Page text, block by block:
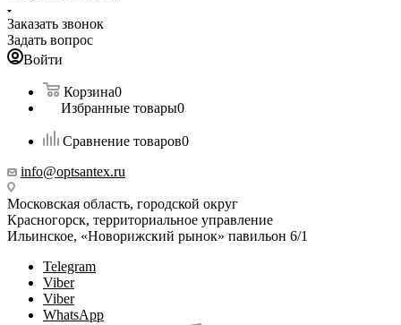
Заказать звонок
Задать вопрос
Войти
Корзина0
Избранные товары0
Сравнение товаров0
info@optsantex.ru
Московская область, городской округ
Красногорск, территориальное управление
Ильинское, «Новорижский рынок» павильон 6/1
Telegram
Viber
Viber
WhatsApp